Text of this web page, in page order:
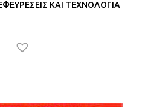
ΚΑΙ ΤΕΧΝΟΛΟΓΙΑ